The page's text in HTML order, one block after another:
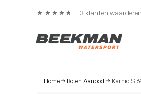
113 klanten
Home Boten Aanbod Karnic